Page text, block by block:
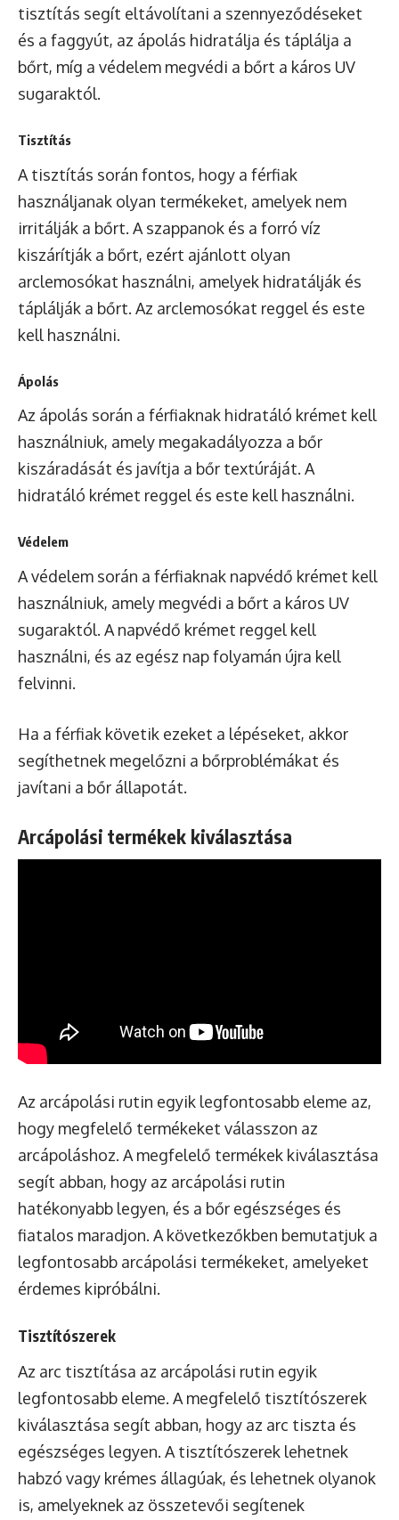
tisztítás segít eltávolítani a szennyeződéseket
és a faggyút, az ápolás hidratálja és táplálja a
bőrt, míg a védelem megvédi a bőrt a káros UV
sugaraktól.
Tisztítás
A tisztítás során fontos, hogy a férfiak
használjanak olyan termékeket, amelyek nem
irritálják a bőrt. A szappanok és a forró víz
kiszárítják a bőrt, ezért ajánlott olyan
arclemosókat használni, amelyek hidratálják és
táplálják a bőrt. Az arclemosókat reggel és este
kell használni.
Ápolás
Az ápolás során a férfiaknak hidratáló krémet kell
használniuk, amely megakadályozza a bőr
kiszáradását és javítja a bőr textúráját. A
hidratáló krémet reggel és este kell használni.
Védelem
A védelem során a férfiaknak napvédő krémet kell
használniuk, amely megvédi a bőrt a káros UV
sugaraktól. A napvédő krémet reggel kell
használni, és az egész nap folyamán újra kell
felvinni.
Ha a férfiak követik ezeket a lépéseket, akkor
segíthetnek megelőzni a bőrproblémákat és
javítani a bőr állapotát.
Arcápolási termékek kiválasztása
Az arcápolási rutin egyik legfontosabb eleme az,
hogy megfelelő termékeket válasszon az
arcápoláshoz. A megfelelő termékek kiválasztása
segít abban, hogy az arcápolási rutin
hatékonyabb legyen, és a bőr egészséges és
fiatalos maradjon. A következőkben bemutatjuk a
legfontosabb arcápolási termékeket, amelyeket
érdemes kipróbálni.
Tisztítószerek
Az arc tisztítása az arcápolási rutin egyik
legfontosabb eleme. A megfelelő tisztítószerek
kiválasztása segít abban, hogy az arc tiszta és
egészséges legyen. A tisztítószerek lehetnek
habzó vagy krémes állagúak, és lehetnek olyanok
is, amelyeknek az összetevői segítenek